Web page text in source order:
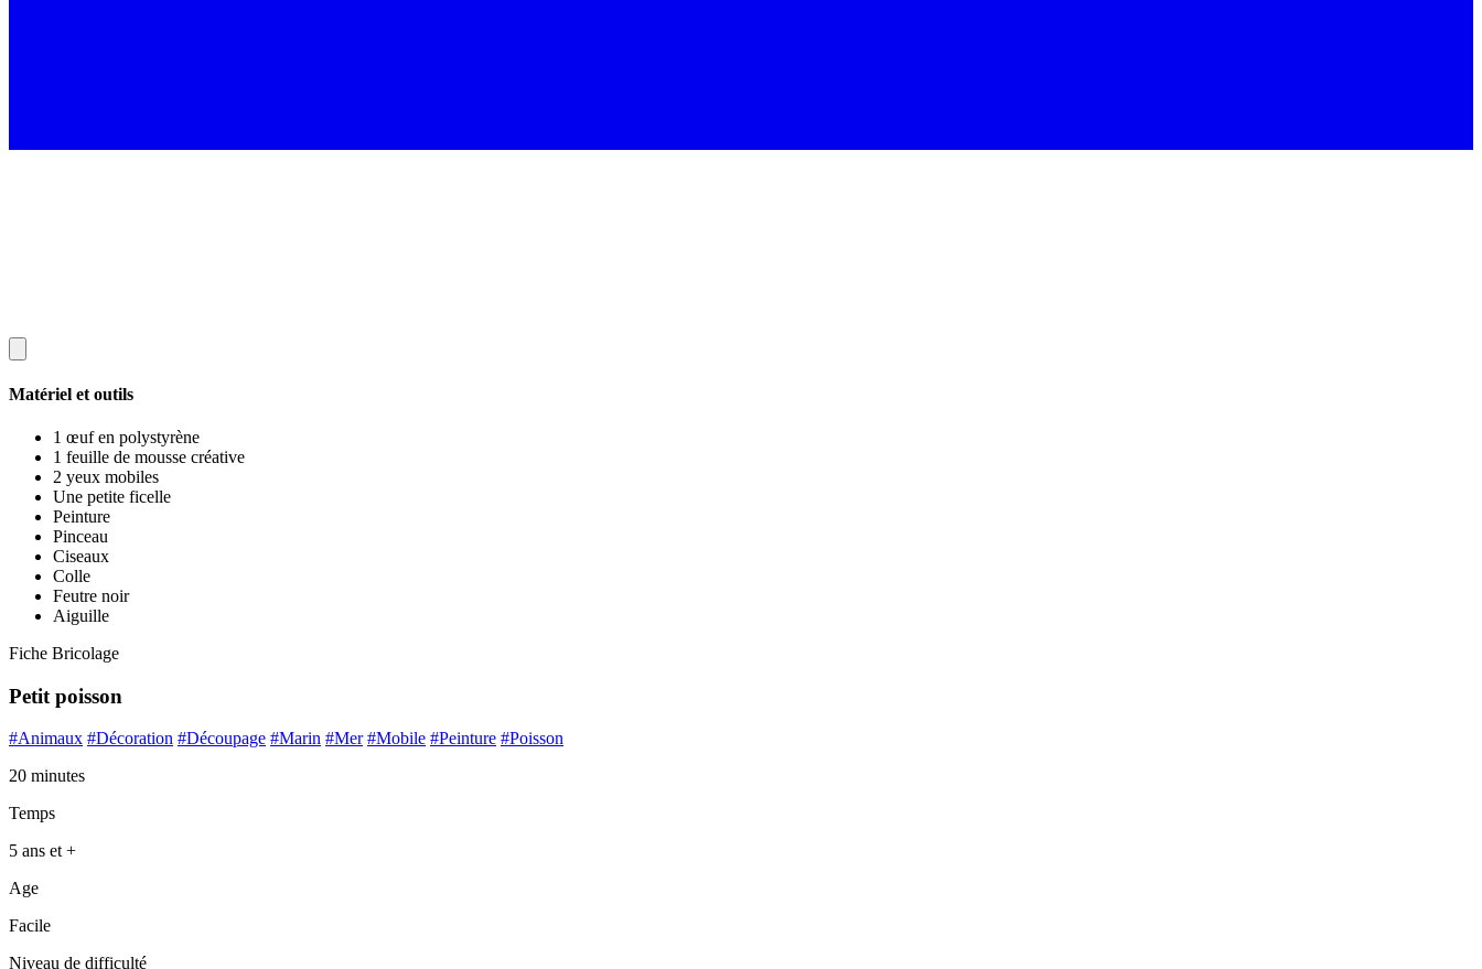
Matériel et outils
1 œuf en polystyrène
1 feuille de mousse créative
2 yeux mobiles
Une petite ficelle
Peinture
Pinceau
Ciseaux
Colle
Feutre noir
Aiguille
Fiche Bricolage
Petit poisson
#Animaux #Décoration #Découpage #Marin #Mer #Mobile #Peinture #Poisson
20 minutes
Temps
5 ans et +
Age
Facile
Niveau de difficulté